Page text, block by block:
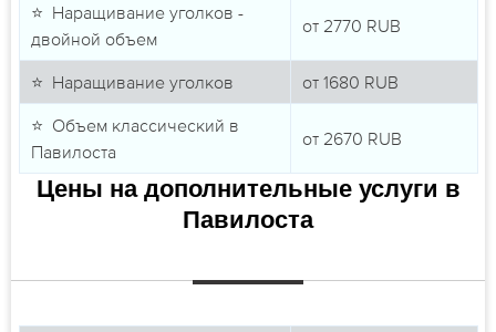
⭐ Наращивание уголков -
двойной объем
от 2770 RUB
⭐ Наращивание уголков от 1680 RUB
⭐ Объем классический в
Павилоста
от 2670 RUB
Цены на дополнительные услуги в
Павилоста